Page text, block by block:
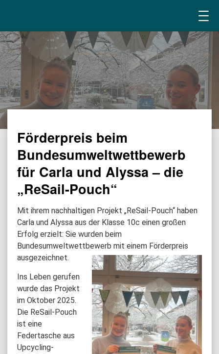
Förderpreis beim
Bundesumweltwettbewerb
für Carla und Alyssa – die
„ReSail-Pouch“
Mit ihrem nachhaltigen Projekt „ReSail-Pouch“ haben
Carla und Alyssa aus der Klasse 10c einen großen
Erfolg erzielt: Sie wurden beim
Bundesumweltwettbewerb mit einem Förderpreis
ausgezeichnet.
Ins Leben gerufen
wurde das Projekt
im Oktober 2025.
Die ReSail-Pouch
ist eine
Federtasche aus
Upcycling-